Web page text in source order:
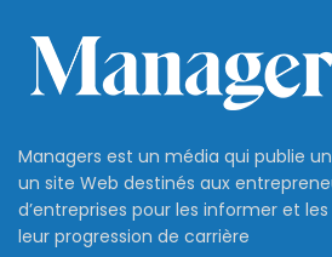
Managers est un média qui publie
un site Web destinés aux
d’entreprises pour les informer et
leur progression de carrière